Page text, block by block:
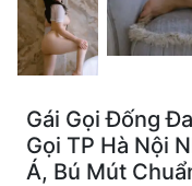
Gái Gọi Đống
Gọi TP Hà Nội
Á, Bú Mút